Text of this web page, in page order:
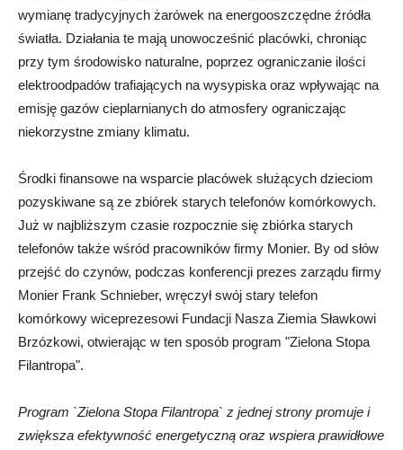
wymianę tradycyjnych żarówek na energooszczędne źródła
światła. Działania te mają unowocześnić placówki, chroniąc
przy tym środowisko naturalne, poprzez ograniczanie ilości
elektroodpadów trafiających na wysypiska oraz wpływając na
emisję gazów cieplarnianych do atmosfery ograniczając
niekorzystne zmiany klimatu.
Środki finansowe na wsparcie placówek służących dzieciom
pozyskiwane są ze zbiórek starych telefonów komórkowych.
Już w najbliższym czasie rozpocznie się zbiórka starych
telefonów także wśród pracowników firmy Monier. By od słów
przejść do czynów, podczas konferencji prezes zarządu firmy
Monier Frank Schnieber, wręczył swój stary telefon
komórkowy wiceprezesowi Fundacji Nasza Ziemia Sławkowi
Brzózkowi, otwierając w ten sposób program "Zielona Stopa
Filantropa".
Program `Zielona Stopa Filantropa` z jednej strony promuje i
zwiększa efektywność energetyczną oraz wspiera prawidłowe